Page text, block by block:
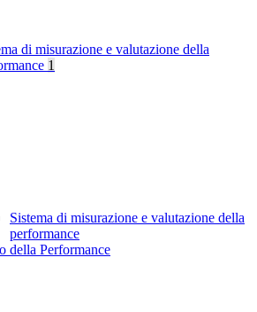
di misurazione e valutazione della
1
Sistema di misurazione e valutazione della
performance
della Performance